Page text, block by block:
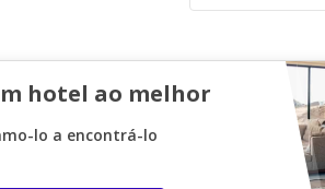
hotel ao melhor
lo a encontrá-lo